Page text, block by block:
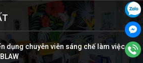
dụng chuyên viên sáng chế làm việc